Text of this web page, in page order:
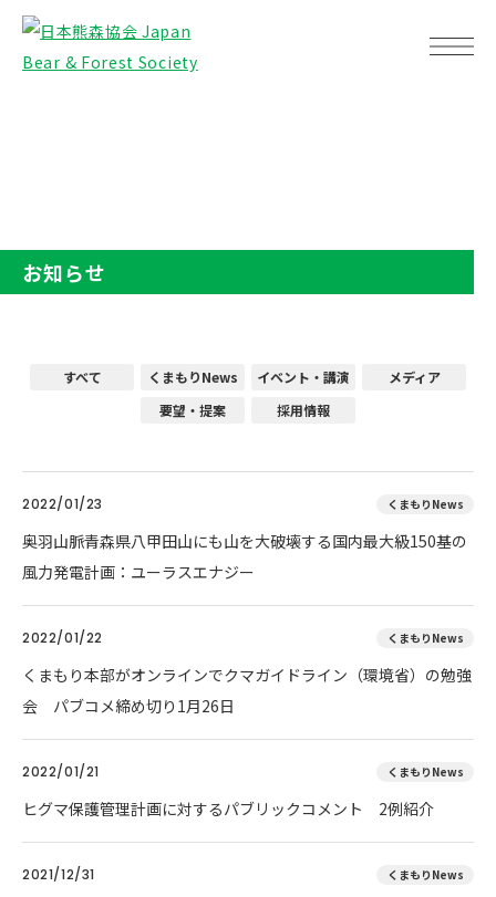
お知らせ
すべて くまもりNews イベント・講演
メディア
要望・提案
採用情報
2022/01/23 くまもりNews
奥羽山脈青森県八甲田山にも山を大破壊する国内最大級150基の
風力発電計画：ユーラスエナジー
2022/01/22 くまもりNews
くまもり本部がオンラインでクマガイドライン（環境省）の勉強
会 パブコメ締め切り1月26日
2022/01/21 くまもりNews
ヒグマ保護管理計画に対するパブリックコメント 2例紹介
2021/12/31 くまもりNews